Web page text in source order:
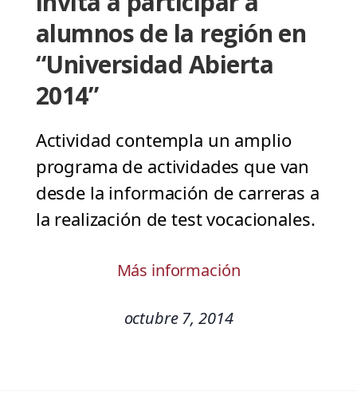
alumnos de la región en
“Universidad Abierta
2014”
Actividad contempla un amplio
programa de actividades que van
desde la información de carreras a
la realización de test vocacionales.
Más información
octubre 7, 2014